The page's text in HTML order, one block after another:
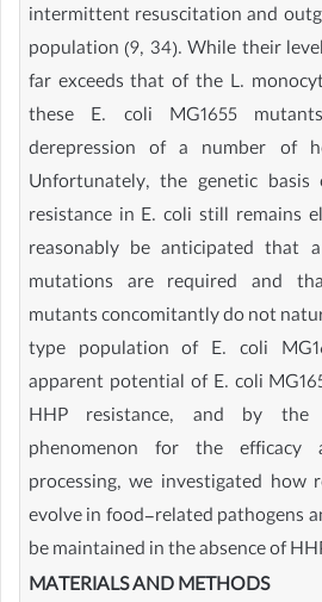
intermittent resuscitation and
population (9, 34). While their
far exceeds that of the L.
these E. coli MG1655
derepression of a number of
Unfortunately, the genetic
resistance in E. coli still remains
reasonably be anticipated that
mutations are required and
mutants concomitantly do not
type population of E. coli
apparent potential of E. coli
HHP resistance, and by
phenomenon for the
processing, we investigated
evolve in food-related pathogens
be maintained in the absence of
MATERIALS AND METHODS